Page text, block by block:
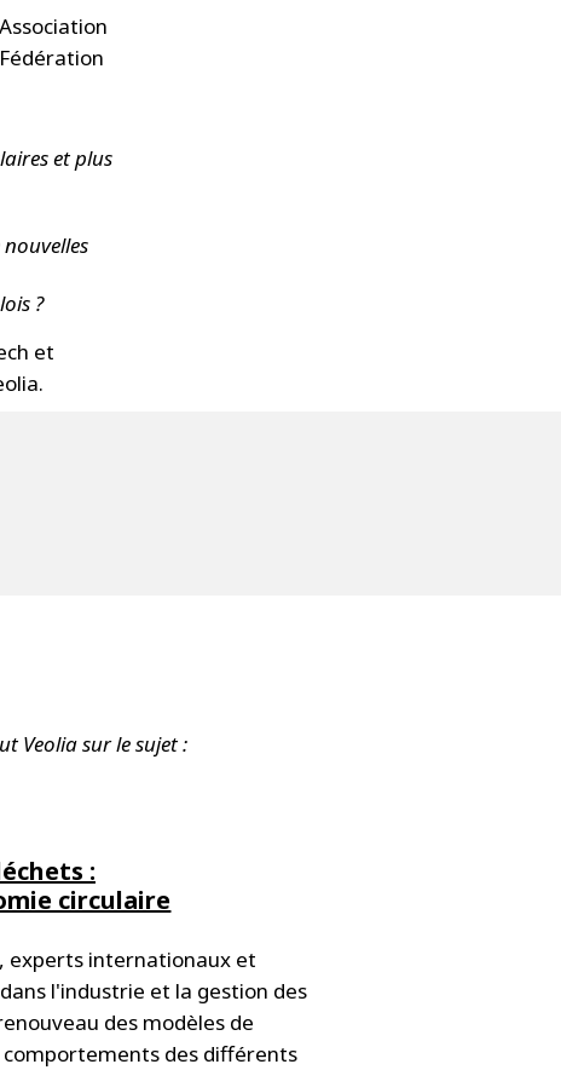
et plus
?
et
Veolia sur le sujet :
:
circulaire
experts internationaux et
l'industrie et la gestion des
des modèles de
des différents